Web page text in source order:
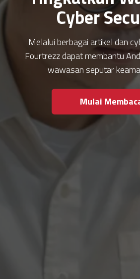
Cyber
Melalui berbagai artikel dan
Fourtrezz dapat membantu
wawasan seputar
Mulai